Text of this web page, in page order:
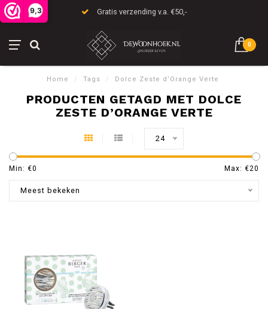
9,3 Gratis verzending v.a. €50,-
0
Home / Tags / Dolce Zeste d’Orange Verte
PRODUCTEN GETAGD MET DOLCE
ZESTE D’ORANGE VERTE
24
Min: €0 Max: €20
Meest bekeken